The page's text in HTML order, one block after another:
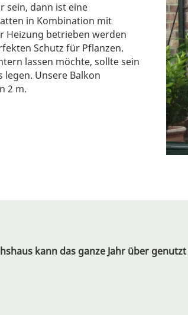
sein, dann ist eine
in Kombination mit
Heizung betrieben werden
Schutz für Pflanzen.
lassen möchte, sollte sein
legen. Unsere Balkon
2 m.
kann das ganze Jahr über